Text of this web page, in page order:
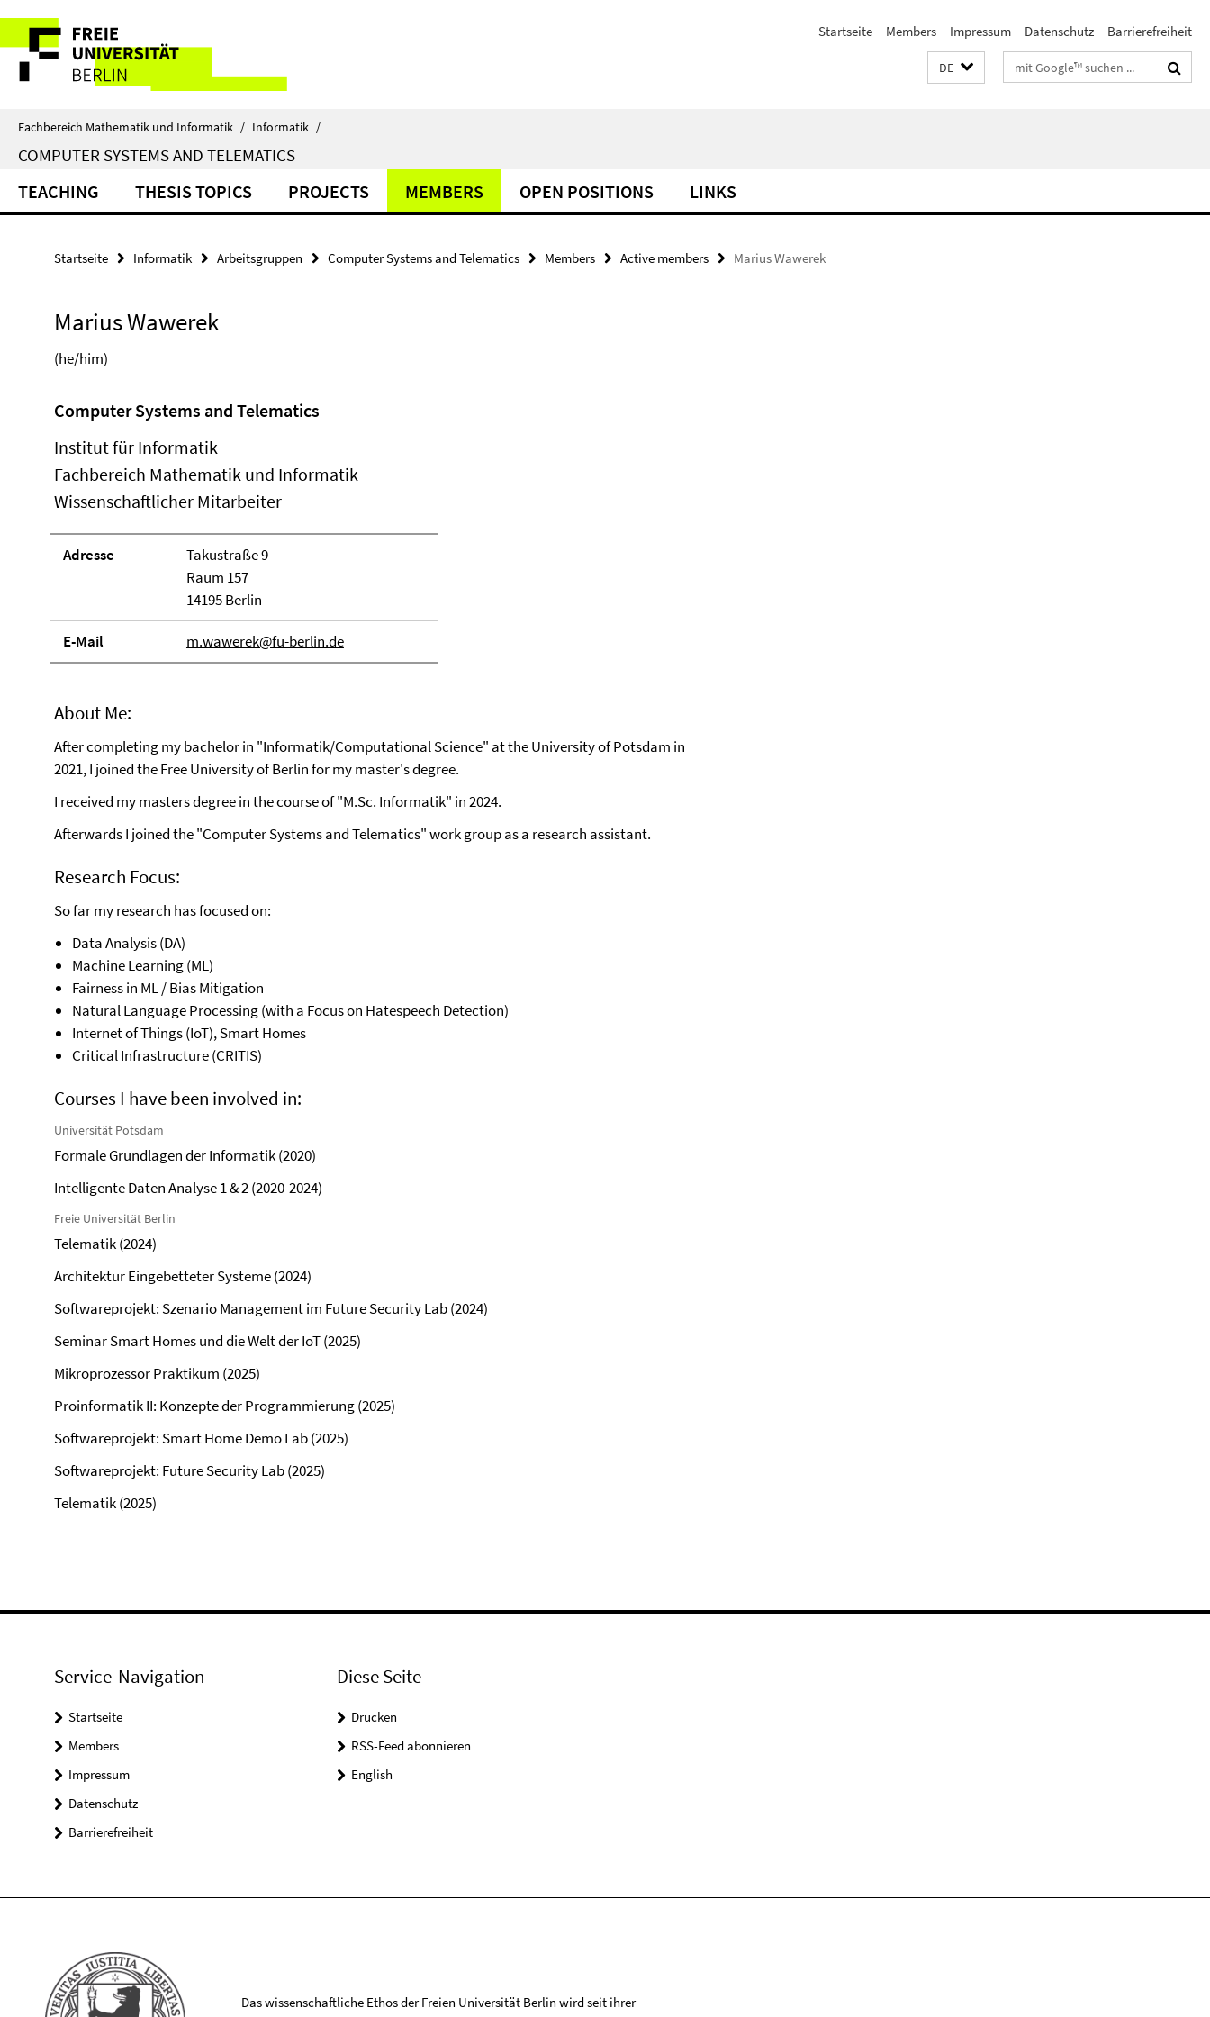
direkt
Inhalt
Service-
Navigation
Startseite Members Impressum Datenschutz Barrierefreiheit
DE Suchbegriffe
Fachbereich Mathematik und Informatik / Informatik /
COMPUTER SYSTEMS AND TELEMATICS
TEACHING THESIS TOPICS PROJECTS MEMBERS OPEN POSITIONS LINKS
Startseite Informatik Arbeitsgruppen Computer Systems and Telematics Members Active members Marius Wawerek
Marius Wawerek
(he/him)
Computer Systems and Telematics
Institut für Informatik
Fachbereich Mathematik und Informatik
Wissenschaftlicher Mitarbeiter
Adresse
Takustraße 9
Raum 157
14195 Berlin
E-Mail m.wawerek@fu-berlin.de
About Me:
After completing my bachelor in "Informatik/Computational Science" at the University of Potsdam in
2021, I joined the Free University of Berlin for my master's degree.
I received my masters degree in the course of "M.Sc. Informatik" in 2024.
Afterwards I joined the "Computer Systems and Telematics" work group as a research assistant.
Research Focus:
So far my research has focused on:
Data Analysis (DA)
Machine Learning (ML)
Fairness in ML / Bias Mitigation
Natural Language Processing (with a Focus on Hatespeech Detection)
Internet of Things (IoT), Smart Homes
Critical Infrastructure (CRITIS)
Courses I have been involved in:
Universität Potsdam
Formale Grundlagen der Informatik (2020)
Intelligente Daten Analyse 1 & 2 (2020-2024)
Freie Universität Berlin
Telematik (2024)
Architektur Eingebetteter Systeme (2024)
Softwareprojekt: Szenario Management im Future Security Lab (2024)
Seminar Smart Homes und die Welt der IoT (2025)
Mikroprozessor Praktikum (2025)
Proinformatik II: Konzepte der Programmierung (2025)
Softwareprojekt: Smart Home Demo Lab (2025)
Softwareprojekt: Future Security Lab (2025)
Telematik (2025)
Service-Navigation
Startseite
Members
Impressum
Datenschutz
Barrierefreiheit
Diese Seite
Drucken
RSS-Feed abonnieren
English
Das wissenschaftliche Ethos der Freien Universität Berlin wird seit ihrer